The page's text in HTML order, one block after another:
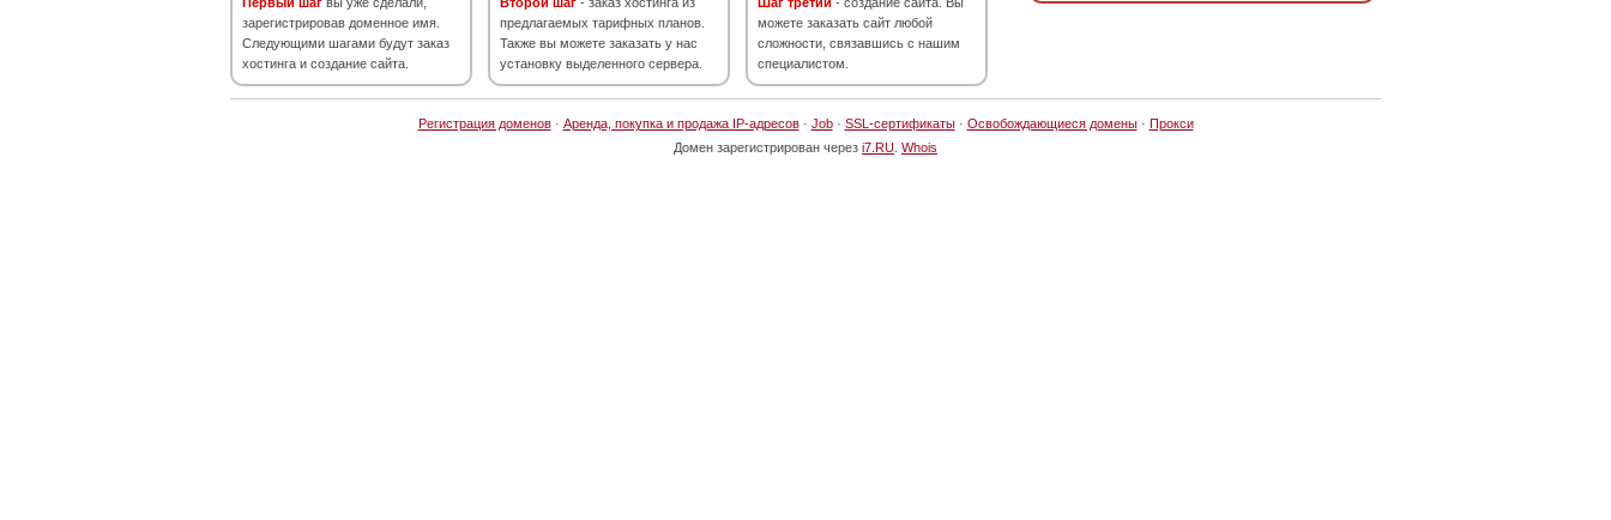
зарегистрировав доменное имя.
Следующими шагами будут заказ
хостинга и создание сайта.
предлагаемых тарифных планов.
Также вы можете заказать у нас
установку выделенного сервера.
можете заказать сайт любой
сложности, связавшись с нашим
специалистом.
Регистрация доменов· Аренда, покупка и продажа IP-адресов· Job· SSL-сертификаты· Освобождающиеся домены· Прокси
Домен зарегистрирован через i7.RU Whois